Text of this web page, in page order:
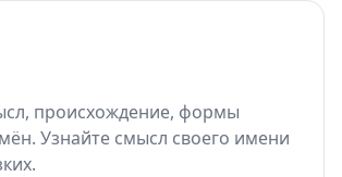
происхождение, формы
Узнайте смысл своего имени